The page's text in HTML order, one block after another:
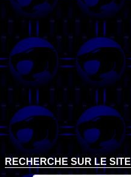
RECHERCHE SUR LE SITE